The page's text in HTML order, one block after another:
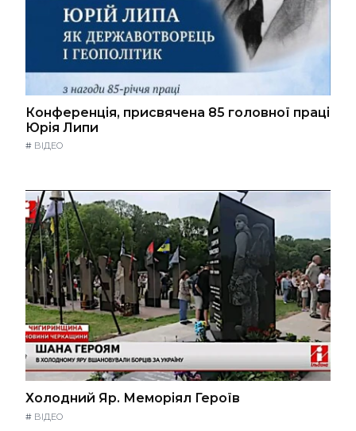
Конференція, присвячена 85 головної праці
Юрія Липи
# ВІДЕО
Холодний Яр. Меморіял Героїв
# ВІДЕО